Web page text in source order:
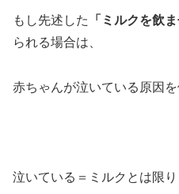
もし先述した 「ミルクを飲
られる場合は、
赤ちゃんが泣いている原因
泣いている＝ミルクとは限り